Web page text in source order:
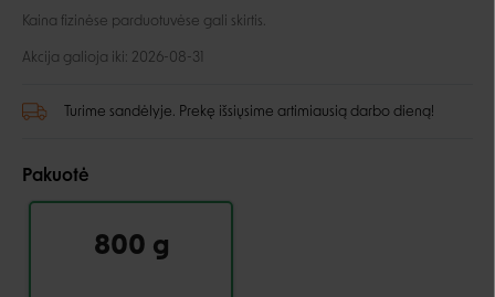
Kaina fizinėse parduotuvėse gali skirtis.
Akcija galioja iki: 2026-08-31
Turime sandėlyje. Prekę išsiųsime artimiausią darbo dieną!
Pakuotė
800 g